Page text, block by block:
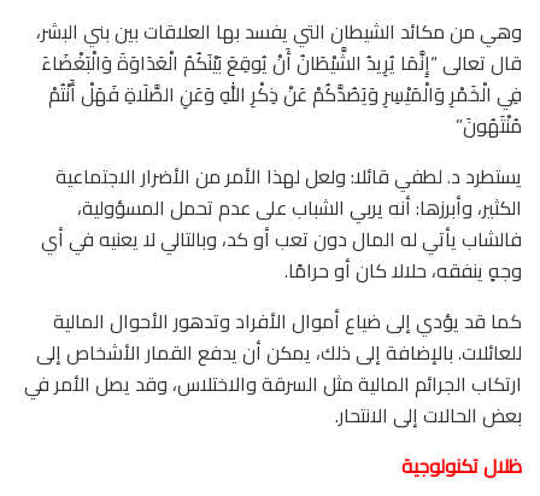
وهي من مكائد الشيطان التي يفسد بها العلاقات بين بني البشر،
قال تعالى “إِنَّمَا يُرِيدُ الشَّيْطَانُ أَنْ يُوقِعَ بَيْنَكُمُ الْعَدَاوَةَ وَالْبَغْضَاءَ
فِي الْخَمْرِ وَالْمَيْسِرِ وَيَصُدَّكُمْ عَنْ ذِكْرِ اللهِ وَعَنِ الصَّلَاةِ فَهَلْ أَنْتُمْ
مُنْتَهُونَ”
يستطرد د. لطفي قائلا: ولعل لهذا الأمر من الأضرار الاجتماعية
الكثير، وأبرزها: أنه يربي الشباب على عدم تحمل المسؤولية،
فالشاب يأتي له المال دون تعب أو كد، وبالتالي لا يعنيه في أي
وجهٍ ينفقه، حلالا كان أو حرامًا.
كما قد يؤدي إلى ضياع أموال الأفراد وتدهور الأحوال المالية
للعائلات. بالإضافة إلى ذلك، يمكن أن يدفع القمار الأشخاص إلى
ارتكاب الجرائم المالية مثل السرقة والاختلاس، وقد يصل الأمر في
بعض الحالات إلى الانتحار.
ظلال تكنولوجية